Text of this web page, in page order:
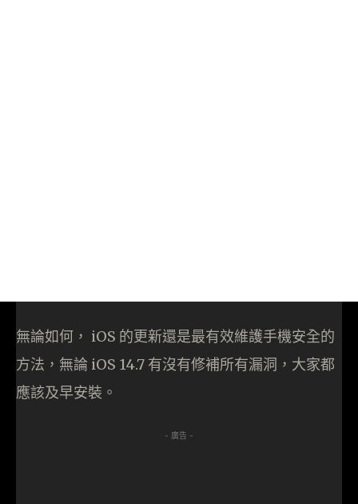
無論如何， iOS 的更新還是最有效維護手機安全的
方法，無論 iOS 14.7 有沒有修補所有漏洞，大家都
應該及早安裝。
- 廣告 -